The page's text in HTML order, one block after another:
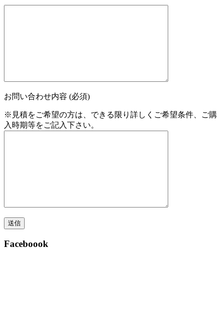
お問い合わせ内容 (必須)
※見積をご希望の方は、できる限り詳しくご希望条件、ご購
入時期等をご記入下さい。
Faceboook